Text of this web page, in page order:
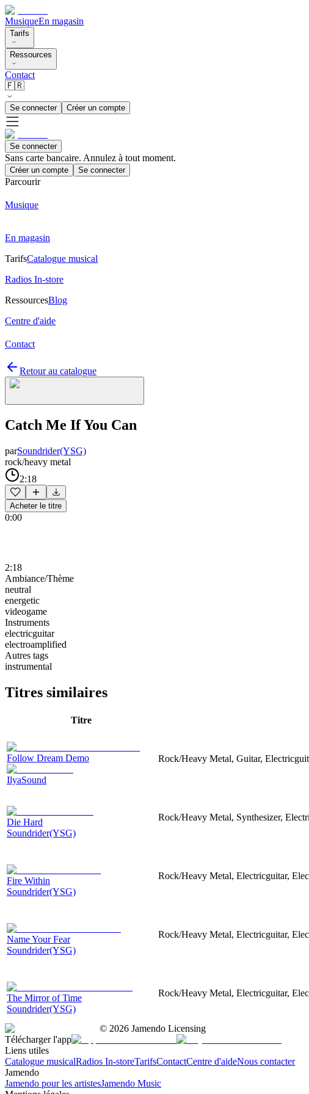
MusiqueEn magasin
Tarifs
Ressources
Contact
🇫🇷
Se connecter Créer un compte
Se connecter
Sans carte bancaire. Annulez à tout moment.
Créer un compte Se connecter
Parcourir
Musique
En magasin
TarifsCatalogue musical
Radios In-store
RessourcesBlog
Centre d'aide
Contact
Retour au catalogue
Catch Me If You Can
parSoundrider(YSG)
rock/heavy metal
2:18
Acheter le titre
0:00
2:18
Ambiance/Thème
neutral
energetic
videogame
Instruments
electricguitar
electroamplified
Autres tags
instrumental
Titres similaires
Titre
Follow Dream Demo
IlyaSound
Rock/Heavy Metal, Guitar,
Die Hard
Soundrider(YSG)
Rock/Heavy Metal, Synthesizer,
Fire Within
Soundrider(YSG)
Rock/Heavy Metal, Electricguitar,
Name Your Fear
Soundrider(YSG)
Rock/Heavy Metal, Electricguitar,
The Mirror of Time
Soundrider(YSG)
Rock/Heavy Metal, Electricguitar,
© 2026 Jamendo Licensing
Télécharger l'app
Liens utiles
Catalogue musicalRadios In-storeTarifsContactCentre d'aideNous contacter
Jamendo
Jamendo pour les artistesJamendo Music